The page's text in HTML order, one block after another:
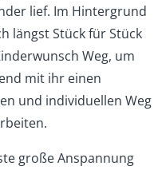
lief. Im Hintergrund
längst Stück für Stück
Weg, um
mit ihr einen
und individuellen Weg
große Anspannung